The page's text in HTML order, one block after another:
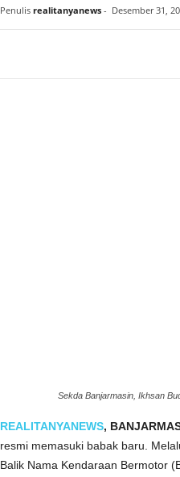
Penulis realitanyanews- Desember 31,
Sekda Banjarmasin, Ikhsan
REALITANYANEWS,
resmi memasuki babak baru.
Balik Nama Kendaraan Bermotor